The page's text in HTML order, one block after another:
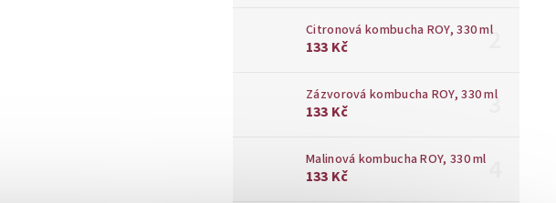
Citronová kombucha ROY, 330 ml
133 Kč
Zázvorová kombucha ROY, 330 ml
133 Kč
Malinová kombucha ROY, 330 ml
133 Kč